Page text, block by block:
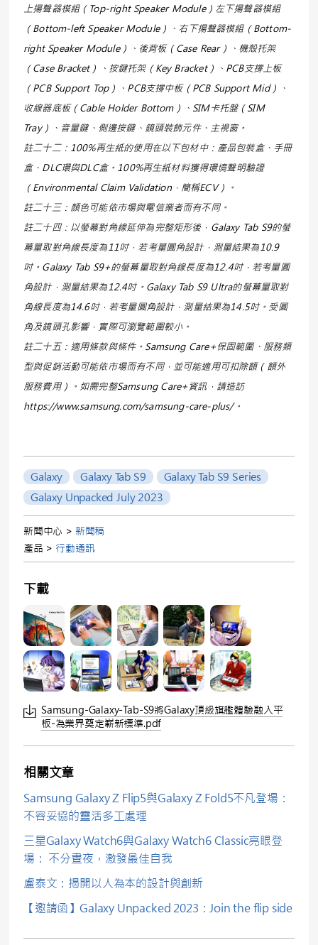
上揚聲器模組（Top-right Speaker Module）左下揚聲器模組
（Bottom-left Speaker Module）、右下揚聲器模組（Bottom-
right Speaker Module）、後背板（Case Rear）、機殼托架
（Case Bracket）、按鍵托架（Key Bracket）、PCB支撐上板
（PCB Support Top）、PCB支撐中板（PCB Support Mid）、
收線器底板（Cable Holder Bottom）、SIM卡托盤（SIM
Tray）、音量鍵、側邊按鍵、鏡頭裝飾元件、主視窗。
註二十二：100%再生紙的使用在以下包材中：產品包裝盒、手冊
盒、DLC環與DLC盒。100%再生紙材料獲得環境聲明驗證
（Environmental Claim Validation，簡稱ECV）。
註二十三：顏色可能依市場與電信業者而有不同。
註二十四：以螢幕對角線延伸為完整矩形後，Galaxy Tab S9的螢
幕量取對角線長度為11吋，若考量圓角設計，測量結果為10.9
吋。Galaxy Tab S9+的螢幕量取對角線長度為12.4吋，若考量圓
角設計，測量結果為12.4吋。Galaxy Tab S9 Ultra的螢幕量取對
角線長度為14.6吋，若考量圓角設計，測量結果為14.5吋。受圓
角及鏡頭孔影響，實際可瀏覽範圍較小。
註二十五： 適用條款與條件。 Samsung Care+保固範圍、服務類
型與促銷活動可能依市場而有不同，並可能適用可扣除額（額外
服務費用）。如需完整Samsung Care+資訊， 請造訪
https://www.samsung.com/samsung-care-plus/。
Galaxy Galaxy Tab S9
Galaxy Tab S9 Series
Galaxy Unpacked July 2023
新聞中心 > 新聞稿
產品 > 行動通訊
下載
Samsung-Galaxy-Tab-S9將Galaxy頂級旗艦體驗融入平
板-為業界奠定嶄新標準.pdf
相關文章
Samsung Galaxy Z Flip5與Galaxy Z Fold5不凡登場：
不容妥協的靈活多工處理
三星Galaxy Watch6與Galaxy Watch6 Classic亮眼登
場： 不分晝夜，激發最佳自我
盧泰文：揭開以人為本的設計與創新
【邀請函】Galaxy Unpacked 2023：Join the flip side